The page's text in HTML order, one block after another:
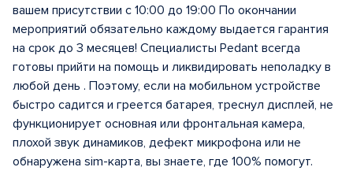
вашем присутствии с 10:00 до 19:00 По окончании
мероприятий обязательно каждому выдается гарантия
на срок до 3 месяцев! Специалисты Pedant всегда
готовы прийти на помощь и ликвидировать неполадку в
любой день . Поэтому, если на мобильном устройстве
быстро садится и греется батарея, треснул дисплей, не
функционирует основная или фронтальная камера,
плохой звук динамиков, дефект микрофона или не
обнаружена sim-карта, вы знаете, где 100% помогут.